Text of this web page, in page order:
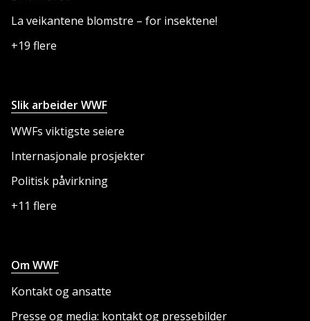
La veikantene blomstre – for insektene!
+19 flere
Slik arbeider WWF
WWFs viktigste seiere
Internasjonale prosjekter
Politisk påvirkning
+11 flere
Om WWF
Kontakt og ansatte
Presse og media: kontakt og pressebilder